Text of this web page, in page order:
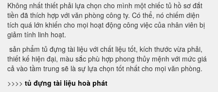
Không nhất thiết phải lựa chọn cho mình một chiếc tủ hồ sơ đắt
tiền đã thích hợp với văn phòng công ty. Có thể, nó chiếm diện
tích quá lớn khiến cho mọi hoạt động công việc của nhân viên bị
giảm tính linh hoạt.
sản phẩm tủ đựng tài liệu với chất liệu tốt, kích thước vừa phải,
thiết kế hiện đại, màu sắc phù hợp phong thủy mệnh với mức giá
cả vào tầm trung sẽ là sự lựa chọn tốt nhất cho mọi văn phòng.
>>>> tủ đựng tài liệu hoà phát